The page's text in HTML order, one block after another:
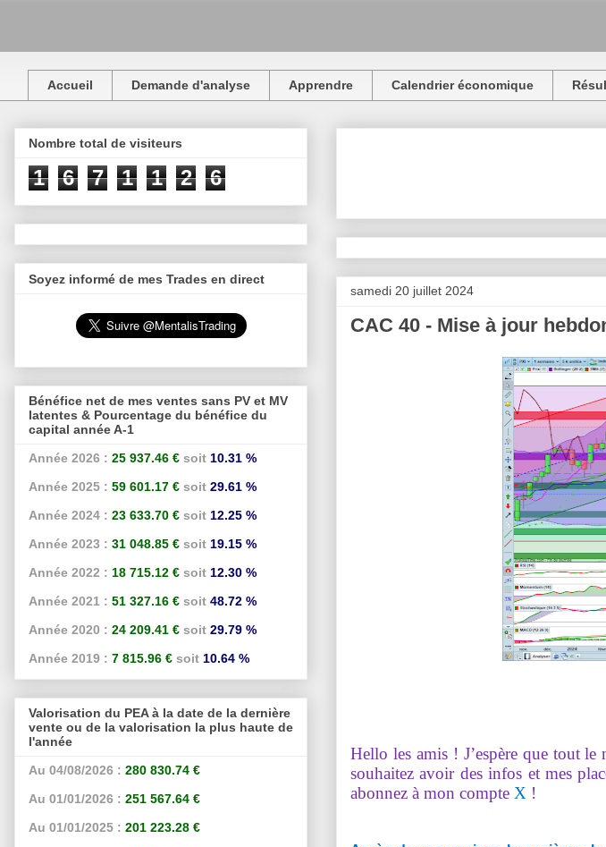
Accueil Demande d'analyse Apprendre Calendrier économique
samedi 20 juillet 2024
CAC 40 - Mise à jour
Hello les amis ! J’espère que tout
souhaitez avoir des infos et mes
abonnez à mon compte X !
Nombre total de visiteurs
1 6 7 1 1 2 6
Soyez informé de mes Trades en direct
Bénéfice net de mes ventes sans PV et MV
latentes & Pourcentage du bénéfice du
capital année A-1
Année 2026 : 25 937.46 € soit 10.31 %
Année 2025 : 59 601.17 € soit 29.61 %
Année 2024 : 23 633.70 € soit 12.25 %
Année 2023 : 31 048.85 € soit 19.15 %
Année 2022 : 18 715.12 € soit 12.30 %
Année 2021 : 51 327.16 € soit 48.72 %
Année 2020 : 24 209.41 € soit 29.79 %
Année 2019 : 7 815.96 € soit 10.64 %
Valorisation du PEA à la date de la dernière
vente ou de la valorisation la plus haute de
l'année
Au 04/08/2026 : 280 830.74 €
Au 01/01/2026 : 251 567.64 €
Au 01/01/2025 : 201 223.28 €